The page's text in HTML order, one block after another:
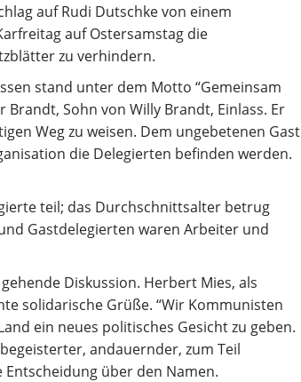
auf Rudi Dutschke von einem
auf Ostersamstag die
zu verhindern.
stand unter dem Motto “Gemeinsam
Sohn von Willy Brandt, Einlass. Er
Weg zu weisen. Dem ungebetenen Gast
die Delegierten befinden werden.
teil; das Durchschnittsalter betrug
Gastdelegierten waren Arbeiter und
Diskussion. Herbert Mies, als
solidarische Grüße. “Wir Kommunisten
ein neues politisches Gesicht zu geben.
andauernder, zum Teil
über den Namen.